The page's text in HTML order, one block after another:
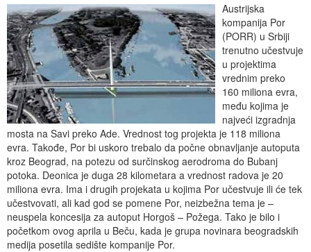
Austrijska
kompanija Por
(PORR) u Srbiji
trenutno učestvuje
u projektima
vrednim preko
160 miliona evra,
među kojima je
najveći izgradnja
mosta na Savi preko Ade. Vrednost tog projekta je 118 miliona
evra. Takođe, Por bi uskoro trebalo da počne obnavljanje autoputa
kroz Beograd, na potezu od surčinskog aerodroma do Bubanj
potoka. Deonica je duga 28 kilometara a vrednost radova je 20
miliona evra. Ima i drugih projekata u kojima Por učestvuje ili će tek
učestvovati, ali kad god se pomene Por, neizbežna tema je –
neuspela koncesija za autoput Horgoš – Požega. Tako je bilo i
početkom ovog aprila u Beču, kada je grupa novinara beogradskih
medija posetila sedište kompanije Por.